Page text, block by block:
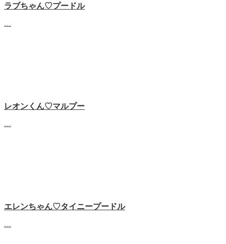
ラブちゃん♡プードル
レオンくん♡マルプー
エレンちゃん♡タイニープードル